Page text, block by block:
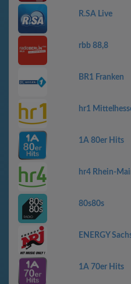
R.SA Live
rbb 88,8
BR1 Franken
hr1
1A 80er Hits
hr4 Rhein-
80s80s
ENERGY
1A 70er Hits